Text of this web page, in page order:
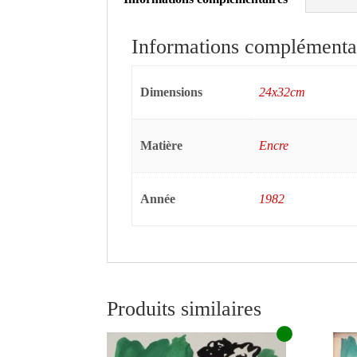
Informations
Dimensions 24x32cm
Matière Encre
Année 1982
Produits similaires